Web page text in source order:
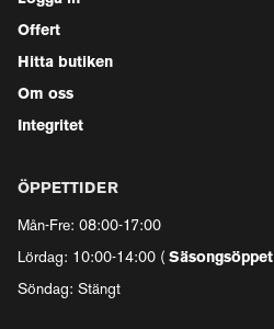
Offert
Hitta butiken
Om oss
Integritet
ÖPPETTIDER
Mån-Fre: 08:00-17:00
Lördag: 10:00-14:00 ( Säsongsöppet
Söndag: Stängt